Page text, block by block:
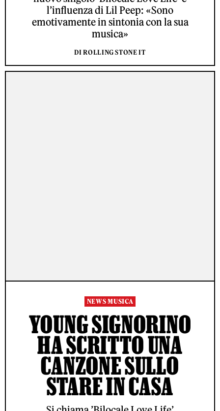
l’influenza di Lil Peep: «Sono
emotivamente in sintonia con la sua
musica»
DI ROLLING STONE IT
NEWS MUSICA
YOUNG SIGNORINO
HA SCRITTO UNA
CANZONE SULLO
STARE IN CASA